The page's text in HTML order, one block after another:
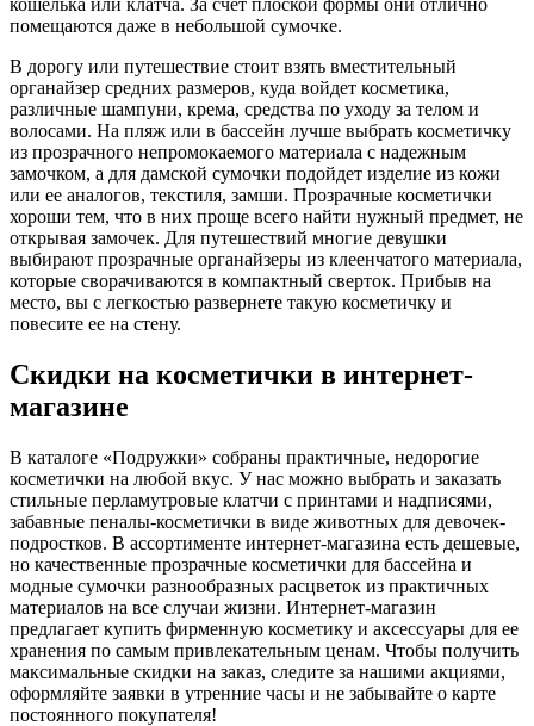
кошелька или клатча. За счет плоской формы они отлично
помещаются даже в небольшой сумочке.
В дорогу или путешествие стоит взять вместительный
органайзер средних размеров, куда войдет косметика,
различные шампуни, крема, средства по уходу за телом и
волосами. На пляж или в бассейн лучше выбрать косметичку
из прозрачного непромокаемого материала с надежным
замочком, а для дамской сумочки подойдет изделие из кожи
или ее аналогов, текстиля, замши. Прозрачные косметички
хороши тем, что в них проще всего найти нужный предмет, не
открывая замочек. Для путешествий многие девушки
выбирают прозрачные органайзеры из клеенчатого материала,
которые сворачиваются в компактный сверток. Прибыв на
место, вы с легкостью развернете такую косметичку и
повесите ее на стену.
Скидки на косметички в интернет-
магазине
В каталоге «Подружки» собраны практичные, недорогие
косметички на любой вкус. У нас можно выбрать и заказать
стильные перламутровые клатчи с принтами и надписями,
забавные пеналы-косметички в виде животных для девочек-
подростков. В ассортименте интернет-магазина есть дешевые,
но качественные прозрачные косметички для бассейна и
модные сумочки разнообразных расцветок из практичных
материалов на все случаи жизни. Интернет-магазин
предлагает купить фирменную косметику и аксессуары для ее
хранения по самым привлекательным ценам. Чтобы получить
максимальные скидки на заказ, следите за нашими акциями,
оформляйте заявки в утренние часы и не забывайте о карте
постоянного покупателя!